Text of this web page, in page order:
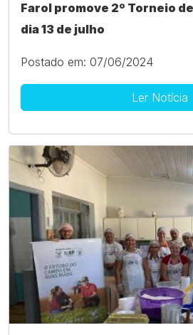
Farol promove 2º Torneio
dia 13 de julho
Postado em: 07/06/2024
Ler Notícia